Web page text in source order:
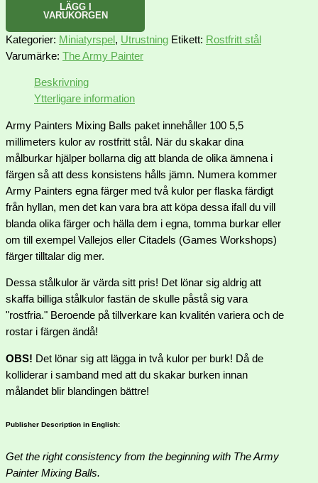
LÄGG I
VARUKORGEN
Kategorier: Miniatyrspel , Utrustning Etikett: Rostfritt stål
Varumärke: The Army Painter
Beskrivning
Ytterligare information
Army Painters Mixing Balls paket innehåller 100 5,5
millimeters kulor av rostfritt stål. När du skakar dina
målburkar hjälper bollarna dig att blanda de olika ämnena i
färgen så att dess konsistens hålls jämn. Numera kommer
Army Painters egna färger med två kulor per flaska färdigt
från hyllan, men det kan vara bra att köpa dessa ifall du vill
blanda olika färger och hälla dem i egna, tomma burkar eller
om till exempel Vallejos eller Citadels (Games Workshops)
färger tilltalar dig mer.
Dessa stålkulor är värda sitt pris! Det lönar sig aldrig att
skaffa billiga stålkulor fastän de skulle påstå sig vara
"rostfria." Beroende på tillverkare kan kvalitén variera och de
rostar i färgen ändå!
OBS! Det lönar sig att lägga in två kulor per burk! Då de
kolliderar i samband med att du skakar burken innan
målandet blir blandingen bättre!
Publisher Description in English:
Get the right consistency from the beginning with The Army
Painter Mixing Balls.